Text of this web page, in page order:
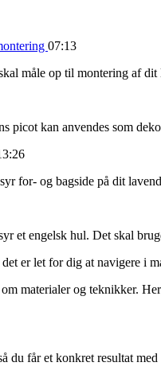
07:13
måle op til montering af
picot kan anvendes som
for- og bagside på dit
et engelsk hul. Det skal
er let for dig at navigere i
materialer og teknikker.
du får et konkret resultat med